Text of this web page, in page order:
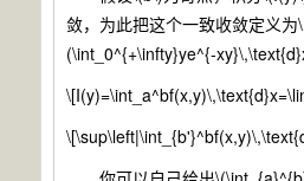
敛，为此把这个一致收敛定义
(\int_0^{+\infty}ye^{-